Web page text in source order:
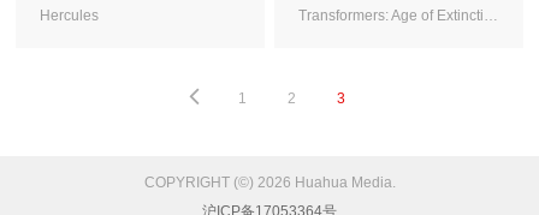
Hercules Transformers: Age of Extinction
1 2 3
COPYRIGHT (©) 2026 Huahua Media.
沪ICP备17053364号